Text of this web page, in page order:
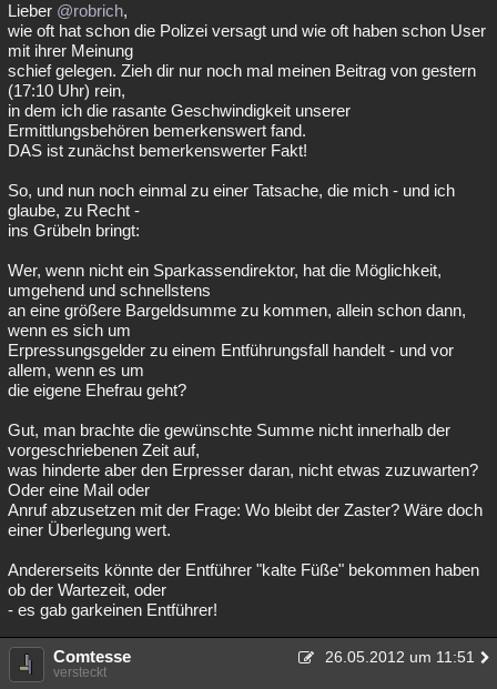
Lieber @robrich,
wie oft hat schon die Polizei versagt und wie oft haben schon User
mit ihrer Meinung
schief gelegen. Zieh dir nur noch mal meinen Beitrag von gestern
(17:10 Uhr) rein,
in dem ich die rasante Geschwindigkeit unserer
Ermittlungsbehören bemerkenswert fand.
DAS ist zunächst bemerkenswerter Fakt!
So, und nun noch einmal zu einer Tatsache, die mich - und ich
glaube, zu Recht -
ins Grübeln bringt:
Wer, wenn nicht ein Sparkassendirektor, hat die Möglichkeit,
umgehend und schnellstens
an eine größere Bargeldsumme zu kommen, allein schon dann,
wenn es sich um
Erpressungsgelder zu einem Entführungsfall handelt - und vor
allem, wenn es um
die eigene Ehefrau geht?
Gut, man brachte die gewünschte Summe nicht innerhalb der
vorgeschriebenen Zeit auf,
was hinderte aber den Erpresser daran, nicht etwas zuzuwarten?
Oder eine Mail oder
Anruf abzusetzen mit der Frage: Wo bleibt der Zaster? Wäre doch
einer Überlegung wert.
Andererseits könnte der Entführer "kalte Füße" bekommen haben
ob der Wartezeit, oder
- es gab garkeinen Entführer!
Comtesse 26.05.2012 um 11:51
versteckt